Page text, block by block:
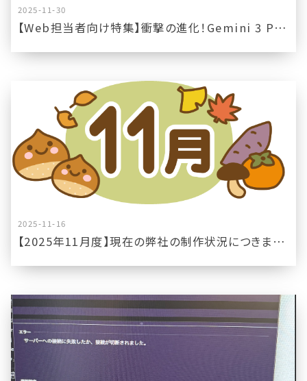
2025-11-30
【Web担当者向け特集】衝撃の進化！Gemini 3 Pro搭載でGoogle検索は何に変わるのか？
2025-11-16
【2025年11月度】現在の弊社の制作状況につきまして